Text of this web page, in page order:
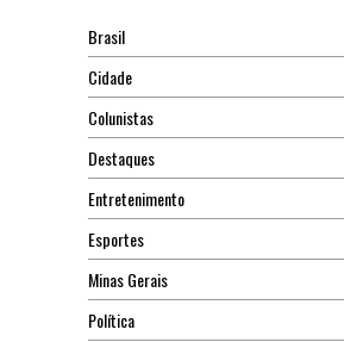
Brasil
Cidade
Colunistas
Destaques
Entretenimento
Esportes
Minas Gerais
Política